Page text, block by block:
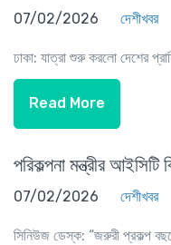
07/02/2026 দেশীখবর
ঢাকা: যাত্রা শুরু করলো দেশের
Read More
পরিকল্পনা মন্ত্রীর
07/02/2026 দেশীখবর
সিনিউজ ডেস্ক: “জরুরী প্রকল্প